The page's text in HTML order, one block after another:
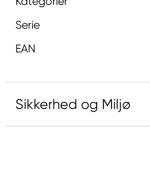
Serie
EAN
Sikkerhed og Miljø